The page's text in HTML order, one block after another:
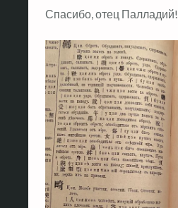
Спасибо, отец Палладий!